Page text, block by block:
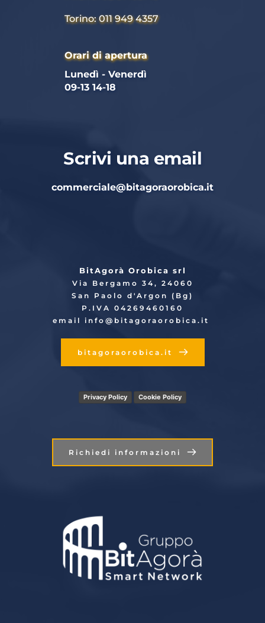
Torino: 011 949 4357
Orari di apertura
Lunedì - Venerdì
09-13 14-18
Scrivi una email
commerciale@bitagoraorobica.it
BitAgorà Orobica srl
Via Bergamo 34, 24060
San Paolo d'Argon (Bg)
P.IVA 04269460160
email info @bitagoraorobica.it
bitagoraorobica.it
Privacy Policy Cookie Policy
Richiedi informazioni